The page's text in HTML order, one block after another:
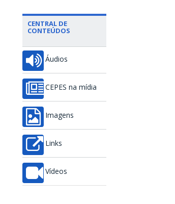
CENTRAL DE
CONTEÚDOS
Áudios
CEPES na mídia
Imagens
Links
Vídeos